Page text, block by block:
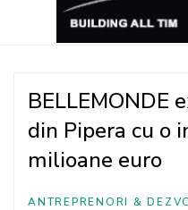
BELLEMONDE
din Pipera cu o
milioane euro
ANTREPRENORI &